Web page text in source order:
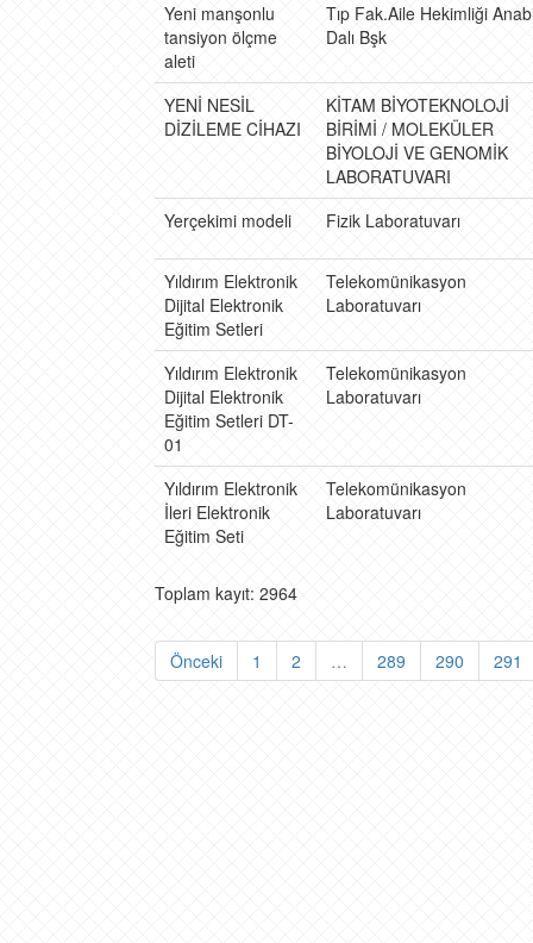
Yeni manşonlu
tansiyon ölçme
aleti
Tıp Fak.Aile Hekimliği
Dalı Bşk
YENİ NESİL
DİZİLEME CİHAZI
KİTAM BİYOTEKNOLOJİ
BİRİMİ / MOLEKÜLER
BİYOLOJİ VE GENOMİK
LABORATUVARI
Yerçekimi modeli
Fizik Laboratuvarı
Yıldırım Elektronik
Dijital Elektronik
Eğitim Setleri
Telekomünikasyon
Laboratuvarı
Yıldırım Elektronik
Dijital Elektronik
Eğitim Setleri DT-
01
Telekomünikasyon
Laboratuvarı
Yıldırım Elektronik
İleri Elektronik
Eğitim Seti
Telekomünikasyon
Laboratuvarı
Toplam kayıt: 2964
Önceki 1 2 … 289 290 291